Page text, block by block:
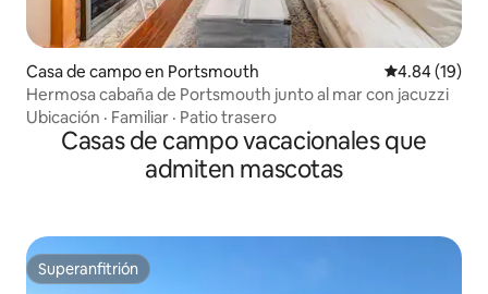
Casa de campo en Portsmouth Calificación
4.84 (19)
Hermosa cabaña de Portsmouth junto al mar con jacuzzi
Ubicación · Familiar · Patio trasero
Casas de campo vacacionales que
admiten mascotas
Superanfitrión
Superanfitrión